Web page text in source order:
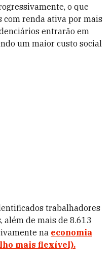
o que
renda ativa por mais
entrarão em
um maior custo social
trabalhadores
de mais de 8.613
na economia
mais flexível).